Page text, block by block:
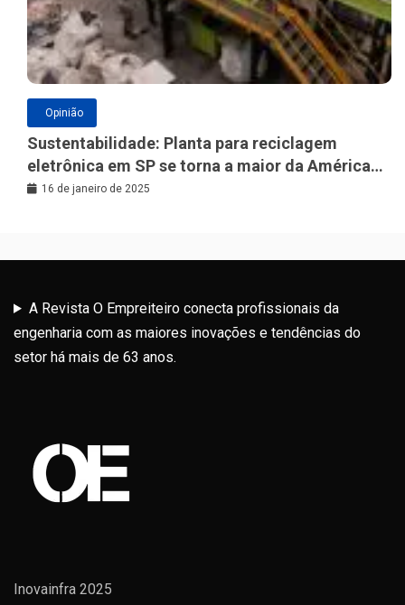
Opinião
Sustentabilidade: Planta para reciclagem
eletrônica em SP se torna a maior da América
Latina
16 de janeiro de 2025
A Revista O Empreiteiro conecta profissionais da
engenharia com as maiores inovações e tendências do
setor há mais de 63 anos.
Inovainfra 2025